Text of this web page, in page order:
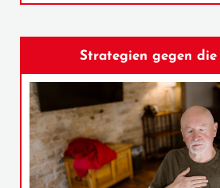
Strategien gegen